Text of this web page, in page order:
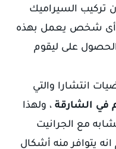
تركيب السيراميك
فى أى شخص يعمل بهذه
على ليقوم
انتشارا والتي
في الشارقة ، ولهذا
مع الجرانيت
يتوافر منه أشكال